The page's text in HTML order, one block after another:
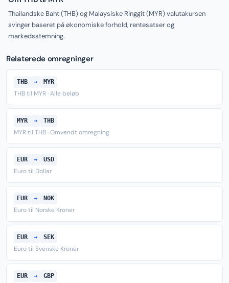
Thailandske Baht (THB) og Malaysiske Ringgit (MYR) valutakursen
svinger baseret på økonomiske forhold, rentesatser og
markedsstemning.
Relaterede omregninger
THB → MYR
THB til MYR · Alle beløb
MYR → THB
MYR til THB · Omvendt omregning
EUR → USD
Euro til Dollar
EUR → NOK
Euro til Norske Kroner
EUR → SEK
Euro til Svenske Kroner
EUR → GBP